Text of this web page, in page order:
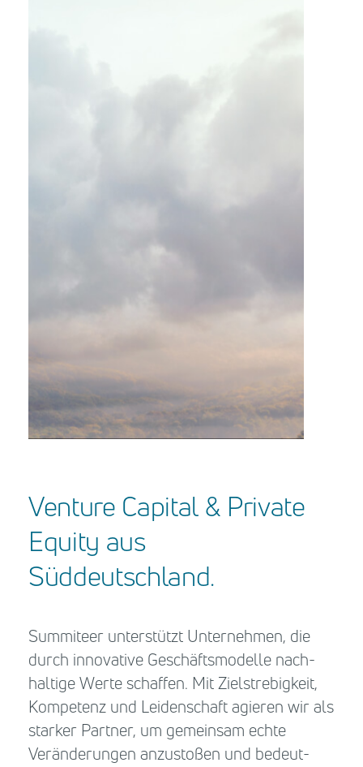
Venture Capital & Private
Equity aus
Süddeutschland.
Summiteer unterstützt Unter­nehmen, die
durch inno­vative Geschäfts­modelle nach­
haltige Werte schaffen. Mit Ziel­strebig­keit,
Kompetenz und Leiden­schaft agieren wir als
starker Partner, um gemeinsam echte
Veränderungen anzustoßen und be­deut­